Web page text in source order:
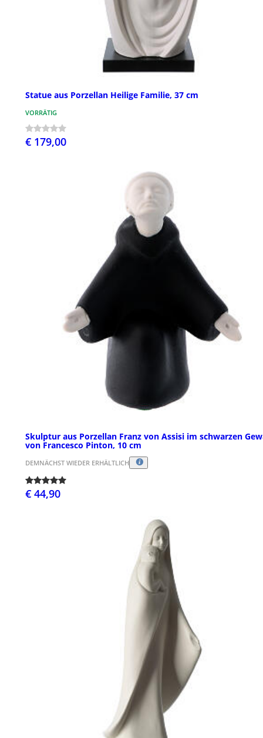
Statue aus Porzellan Heilige Familie, 37 cm
VORRÄTIG
€ 179,00
Skulptur aus Porzellan Franz von Assisi im schwarzen
von Francesco Pinton, 10 cm
DEMNÄCHST WIEDER ERHÄLTLICH
€ 44,90